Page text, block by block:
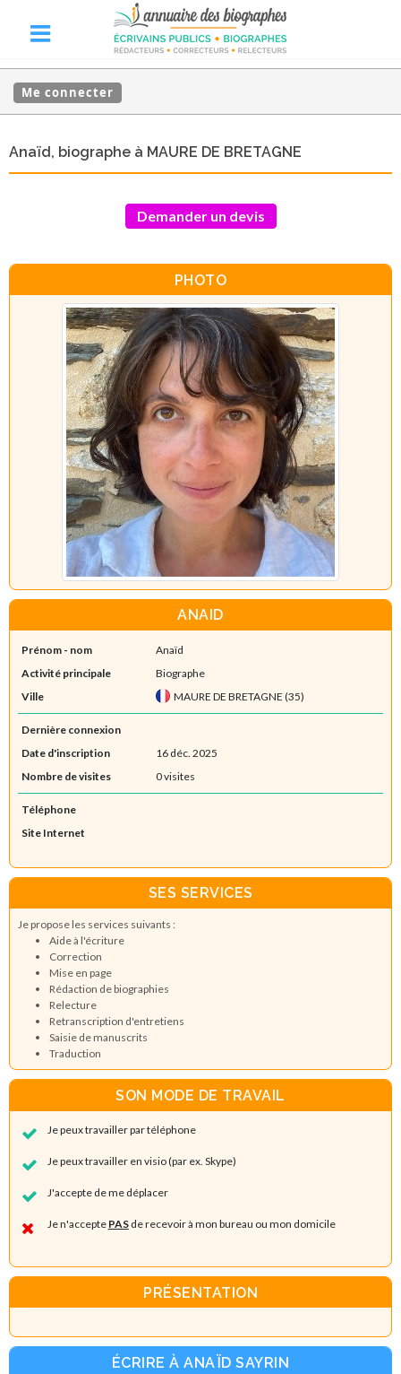
Me connecter
Anaïd, biographe à MAURE DE BRETAGNE
Demander un devis
PHOTO
ANAID
Prénom - nom
Anaïd
Activité principale
Biographe
Ville
MAURE DE BRETAGNE (35)
Dernière connexion
Date d'inscription
16 déc. 2025
Nombre de visites
0 visites
Téléphone
Site Internet
SES SERVICES
Je propose les services suivants :
Aide à l'écriture
Correction
Mise en page
Rédaction de biographies
Relecture
Retranscription d'entretiens
Saisie de manuscrits
Traduction
SON MODE DE TRAVAIL
Je peux travailler par téléphone
Je peux travailler en visio (par ex. Skype)
J'accepte de me déplacer
Je n'accepte PASde recevoir à mon bureau ou mon domicile
PRÉSENTATION
ÉCRIRE À ANAÏD SAYRIN